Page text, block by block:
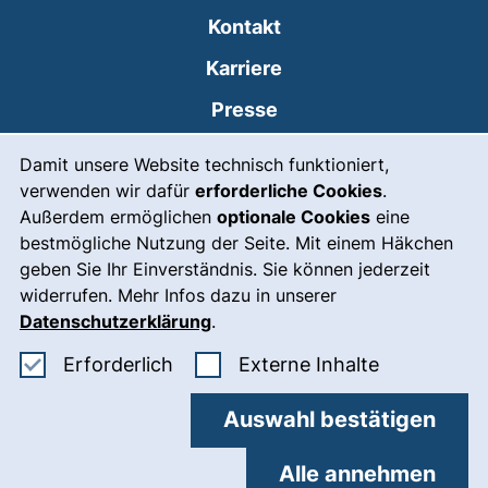
Damit unsere Website technisch funktioniert,
verwenden wir dafür erforderliche Cookies.
Außerdem ermöglichen optionale Cookies eine
bestmögliche Nutzung der Seite. Mit einem Häkchen
geben Sie Ihr Einverständnis. Sie können jederzeit
widerrufen. Mehr Infos dazu in unserer
Datenschutzerklärung.
Erforderlich Erforderliche Cookies akzeptieren
Externe Inhalte: Externe
Auswahl bestätigen
Alle annehmen
Kontakt
Karriere
Presse
Leichte Sprache
Gebärdensprache
Notfall(externer Link, öffnet
Impressum
Barrierefreiheit
Datenschutz